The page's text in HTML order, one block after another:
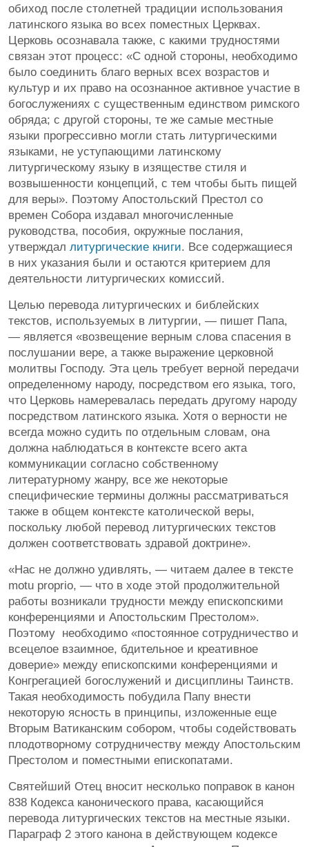
обиход после столетней традиции использования
латинского языка во всех поместных Церквах.
Церковь осознавала также, с какими трудностями
связан этот процесс: «С одной стороны, необходимо
было соединить благо верных всех возрастов и
культур и их право на осознанное активное участие в
богослужениях с существенным единством римского
обряда; с другой стороны, те же самые местные
языки прогрессивно могли стать литургическими
языками, не уступающими латинскому
литургическому языку в изяществе стиля и
возвышенности концепций, с тем чтобы быть пищей
для веры». Поэтому Апостольский Престол со
времен Собора издавал многочисленные
руководства, пособия, окружные послания,
утверждал литургические книги. Все содержащиеся
в них указания были и остаются критерием для
деятельности литургических комиссий.
Целью перевода литургических и библейских
текстов, используемых в литургии, — пишет Папа,
— является «возвещение верным слова спасения в
послушании вере, а также выражение церковной
молитвы Господу. Эта цель требует верной передачи
определенному народу, посредством его языка, того,
что Церковь намеревалась передать другому народу
посредством латинского языка. Хотя о верности не
всегда можно судить по отдельным словам, она
должна наблюдаться в контексте всего акта
коммуникации согласно собственному
литературному жанру, все же некоторые
специфические термины должны рассматриваться
также в общем контексте католической веры,
поскольку любой перевод литургических текстов
должен соответствовать здравой доктрине».
«Нас не должно удивлять, — читаем далее в тексте
motu proprio, — что в ходе этой продолжительной
работы возникали трудности между епископскими
конференциями и Апостольским Престолом».
Поэтому необходимо «постоянное сотрудничество и
всецелое взаимное, бдительное и креативное
доверие» между епископскими конференциями и
Конгрегацией богослужений и дисциплины Таинств.
Такая необходимость побудила Папу внести
некоторую ясность в принципы, изложенные еще
Вторым Ватиканским собором, чтобы содействовать
плодотворному сотрудничеству между Апостольским
Престолом и поместными епископатами.
Святейший Отец вносит несколько поправок в канон
838 Кодекса канонического права, касающийся
перевода литургических текстов на местные языки.
Параграф 2 этого канона в действующем кодексе